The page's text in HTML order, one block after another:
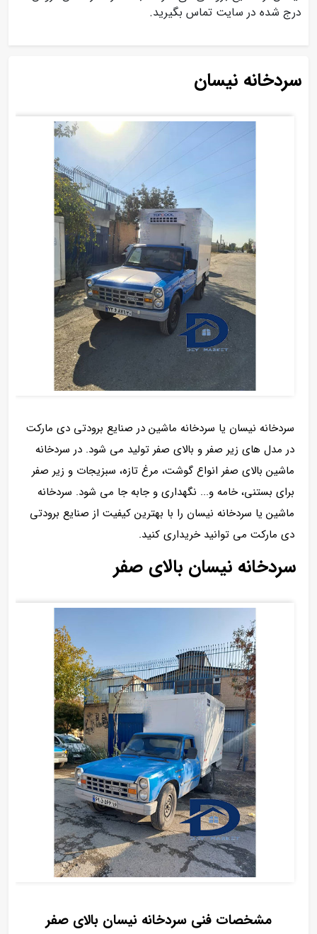
درج شده در سایت تماس بگیرید.
سردخانه نیسان
سردخانه نیسان یا سردخانه ماشین در صنایع برودتی دی مارکت
در مدل های زیر صفر و بالای صفر تولید می شود. در سردخانه
ماشین بالای صفر انواع گوشت، مرغ تازه، سبزیجات و زیر صفر
برای بستنی، خامه و... نگهداری و جابه جا می شود. سردخانه
ماشین یا سردخانه نیسان را با بهترین کیفیت از صنایع برودتی
دی مارکت می توانید خریداری کنید.
سردخانه نیسان بالای صفر
مشخصات فنی سردخانه نیسان بالای صفر